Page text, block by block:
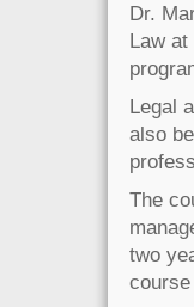
Dr.
Law
Legal
also
The
two